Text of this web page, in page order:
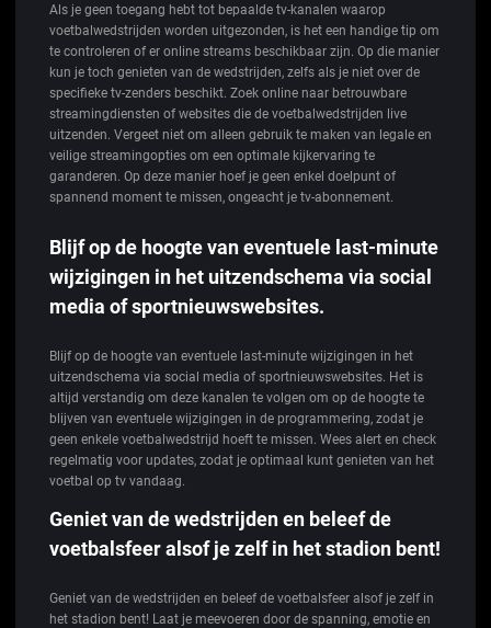
Als je geen toegang hebt tot bepaalde tv-kanalen waarop
voetbalwedstrijden worden uitgezonden, is het een handige tip om
te controleren of er online streams beschikbaar zijn. Op die manier
kun je toch genieten van de wedstrijden, zelfs als je niet over de
specifieke tv-zenders beschikt. Zoek online naar betrouwbare
streamingdiensten of websites die de voetbalwedstrijden live
uitzenden. Vergeet niet om alleen gebruik te maken van legale en
veilige streamingopties om een optimale kijkervaring te
garanderen. Op deze manier hoef je geen enkel doelpunt of
spannend moment te missen, ongeacht je tv-abonnement.
Blijf op de hoogte van eventuele last-minute
wijzigingen in het uitzendschema via social
media of sportnieuwswebsites.
Blijf op de hoogte van eventuele last-minute wijzigingen in het
uitzendschema via social media of sportnieuwswebsites. Het is
altijd verstandig om deze kanalen te volgen om op de hoogte te
blijven van eventuele wijzigingen in de programmering, zodat je
geen enkele voetbalwedstrijd hoeft te missen. Wees alert en check
regelmatig voor updates, zodat je optimaal kunt genieten van het
voetbal op tv vandaag.
Geniet van de wedstrijden en beleef de
voetbalsfeer alsof je zelf in het stadion bent!
Geniet van de wedstrijden en beleef de voetbalsfeer alsof je zelf in
het stadion bent! Laat je meevoeren door de spanning, emotie en